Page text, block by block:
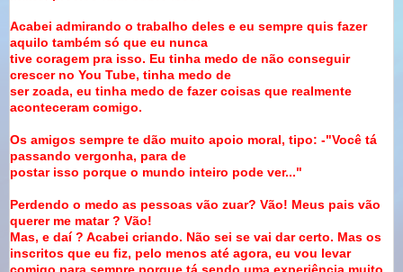
Acabei admirando o trabalho deles e eu sempre quis fazer
aquilo também só que eu nunca
tive coragem pra isso. Eu tinha medo de não conseguir
crescer no You Tube, tinha medo de
ser zoada, eu tinha medo de fazer coisas que realmente
aconteceram comigo.
Os amigos sempre te dão muito apoio moral, tipo: -"Você tá
passando vergonha, para de
postar isso porque o mundo inteiro pode ver..."
Perdendo o medo as pessoas vão zuar? Vão! Meus pais vão
querer me matar ? Vão!
Mas, e daí? Acabei criando. Não sei se vai dar certo. Mas os
inscritos que eu fiz, pelo menos até agora, eu vou levar
comigo para sempre porque tá sendo uma experiência muito